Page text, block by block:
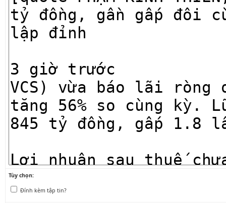
Tùy chọn:
Đính kèm tập tin?